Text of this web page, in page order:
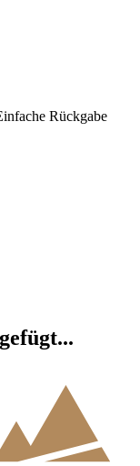
Rückgabe